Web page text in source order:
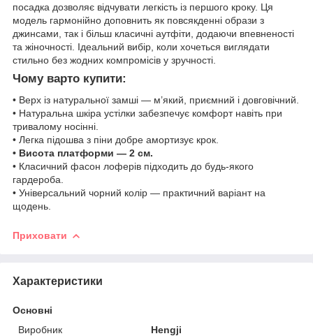
посадка дозволяє відчувати легкість із першого кроку. Ця
модель гармонійно доповнить як повсякденні образи з
джинсами, так і більш класичні аутфіти, додаючи впевненості
та жіночності. Ідеальний вибір, коли хочеться виглядати
стильно без жодних компромісів у зручності.
Чому варто купити:
• Верх із натуральної замші — м’який, приємний і довговічний.
• Натуральна шкіра устілки забезпечує комфорт навіть при
тривалому носінні.
• Легка підошва з піни добре амортизує крок.
• Висота платформи — 2 см.
• Класичний фасон лоферів підходить до будь-якого
гардероба.
• Універсальний чорний колір — практичний варіант на
щодень.
Приховати
Характеристики
Основні
Виробник
Hengji